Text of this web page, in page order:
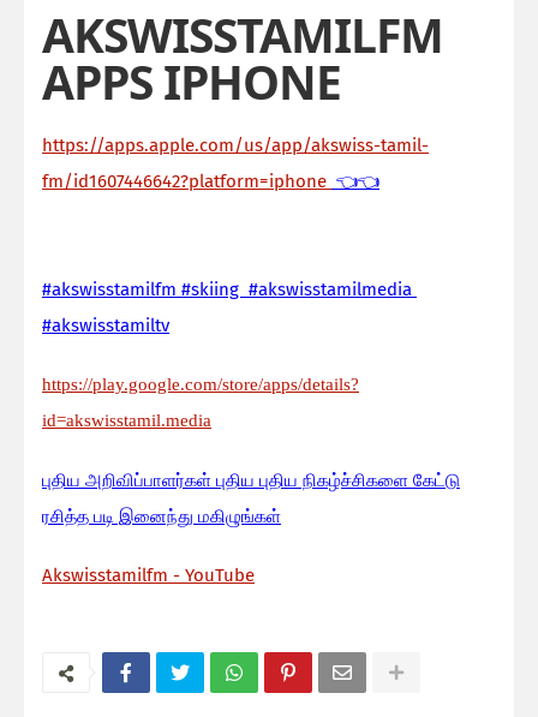
AKSWISSTAMILFM
APPS IPHONE
https://apps.apple.com/us/app/akswiss-tamil-
fm/id1607446642?platform=iphone 👈👈
#akswisstamilfm #skiing #akswisstamilmedia
#akswisstamiltv
https://play.google.com/store/apps/details?
id=akswisstamil.media
புதிய அறிவிப்பாளர்கள் புதிய புதிய நிகழ்ச்சிகளை கேட்டு
ரசித்த படி இனைந்து மகிழுங்கள்
Akswisstamilfm - YouTube